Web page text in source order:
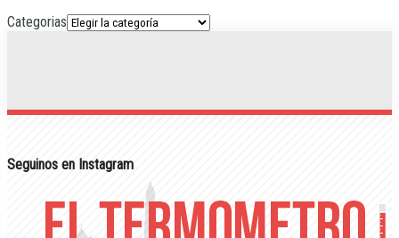
Categorias
Seguinos en Instagram